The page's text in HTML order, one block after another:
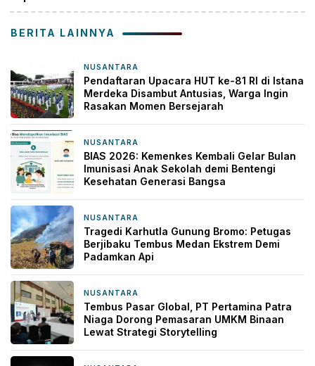
BERITA LAINNYA
NUSANTARA
Pendaftaran Upacara HUT ke-81 RI di Istana
Merdeka Disambut Antusias, Warga Ingin
Rasakan Momen Bersejarah
NUSANTARA
BIAS 2026: Kemenkes Kembali Gelar Bulan
Imunisasi Anak Sekolah demi Bentengi
Kesehatan Generasi Bangsa
NUSANTARA
Tragedi Karhutla Gunung Bromo: Petugas
Berjibaku Tembus Medan Ekstrem Demi
Padamkan Api
NUSANTARA
Tembus Pasar Global, PT Pertamina Patra
Niaga Dorong Pemasaran UMKM Binaan
Lewat Strategi Storytelling